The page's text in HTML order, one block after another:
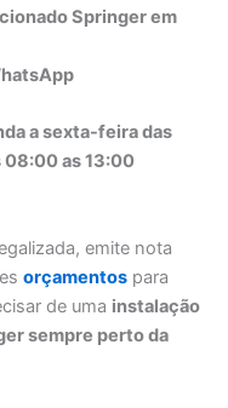
Springer em
a sexta-feira das
08:00 as 13:00
emite nota
orçamentos para
de uma instalação
sempre perto da